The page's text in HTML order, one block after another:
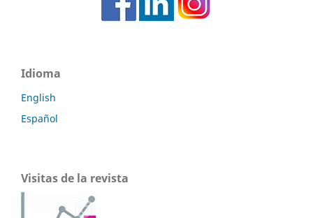
Idioma
English
Español
Visitas de la revista